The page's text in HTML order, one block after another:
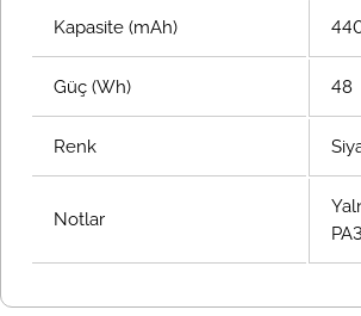
Kapasite (mAh)
Güç (Wh) 48
Renk
Notlar